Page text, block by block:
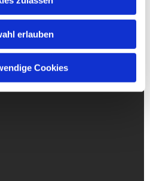
erlauben
Cookies